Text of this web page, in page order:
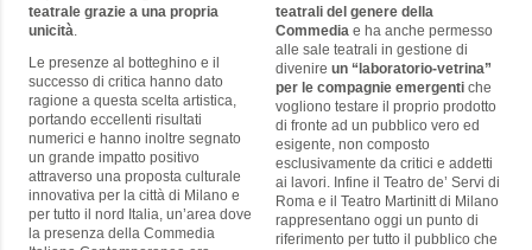
teatrale grazie a una propria
unicità.
Le presenze al botteghino e il
successo di critica hanno dato
ragione a questa scelta artistica,
portando eccellenti risultati
numerici e hanno inoltre segnato
un grande impatto positivo
attraverso una proposta culturale
innovativa per la città di Milano e
per tutto il nord Italia, un’area dove
la presenza della Commedia
teatrali del genere della
Commedia e ha anche permesso
alle sale teatrali in gestione di
divenire un “laboratorio-vetrina”
per le compagnie emergenti che
vogliono testare il proprio prodotto
di fronte ad un pubblico vero ed
esigente, non composto
esclusivamente da critici e addetti
ai lavori. Infine il Teatro de’ Servi di
Roma e il Teatro Martinitt di Milano
rappresentano oggi un punto di
riferimento per tutto il pubblico che